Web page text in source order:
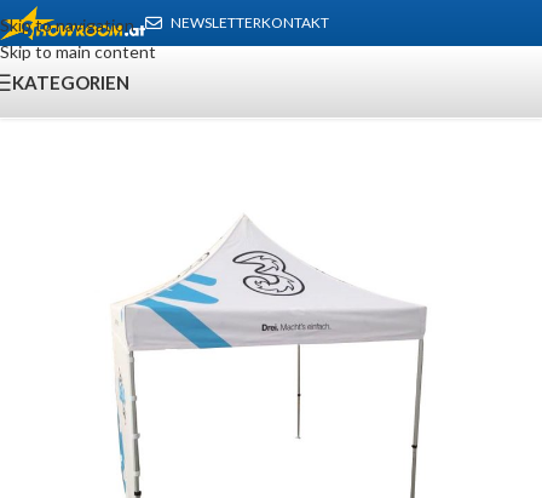
Skip to navigation
Skip to main content
NEWSLETTERKONTAKT
KATEGORIEN